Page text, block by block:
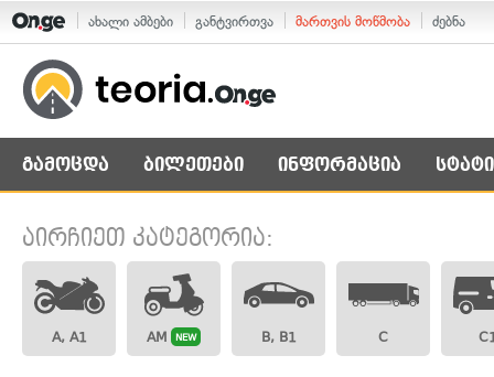
ახალი ამბები განტვირთვა მართვის მოწმობა ძებნა
გამოცდა ბილეთები ინფორმაცია
აირჩიეთ კატეგორია:
A, A1 AM NEW B, B1 C